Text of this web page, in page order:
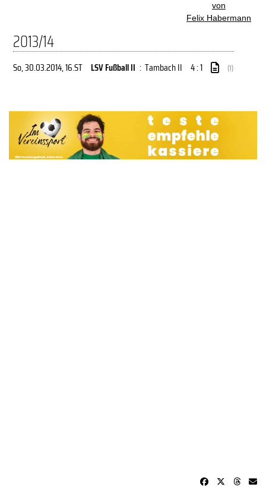
von
Felix Habermann
2013/14
So, 30.03.2014, 16.ST LSV Fußball II : Tambach II 4 : 1 (1)